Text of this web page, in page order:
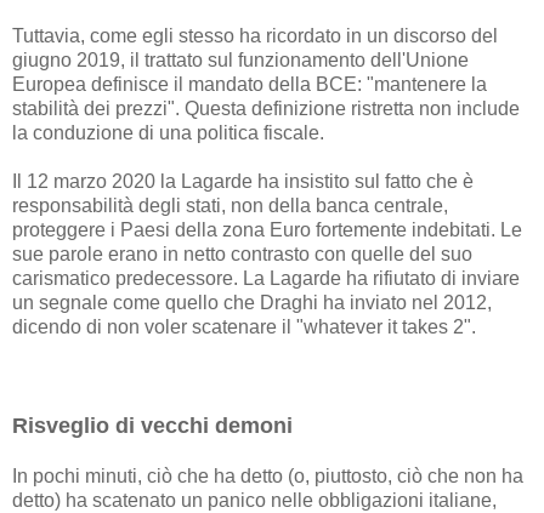
Tuttavia, come egli stesso ha ricordato in un discorso del
giugno 2019, il trattato sul funzionamento dell'Unione
Europea definisce il mandato della BCE: "mantenere la
stabilità dei prezzi". Questa definizione ristretta non include
la conduzione di una politica fiscale.
Il 12 marzo 2020 la Lagarde ha insistito sul fatto che è
responsabilità degli stati, non della banca centrale,
proteggere i Paesi della zona Euro fortemente indebitati. Le
sue parole erano in netto contrasto con quelle del suo
carismatico predecessore. La Lagarde ha rifiutato di inviare
un segnale come quello che Draghi ha inviato nel 2012,
dicendo di non voler scatenare il "whatever it takes 2".
Risveglio di vecchi demoni
In pochi minuti, ciò che ha detto (o, piuttosto, ciò che non ha
detto) ha scatenato un panico nelle obbligazioni italiane,